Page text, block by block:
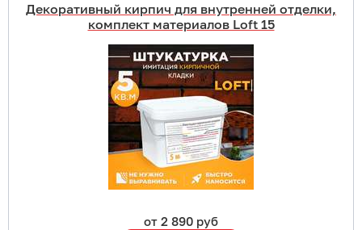
Декоративный кирпич для внутренней отделки,
комплект материалов Loft 15
от 2 890 руб
Купить в 1 клик
В корзину
Подробнее